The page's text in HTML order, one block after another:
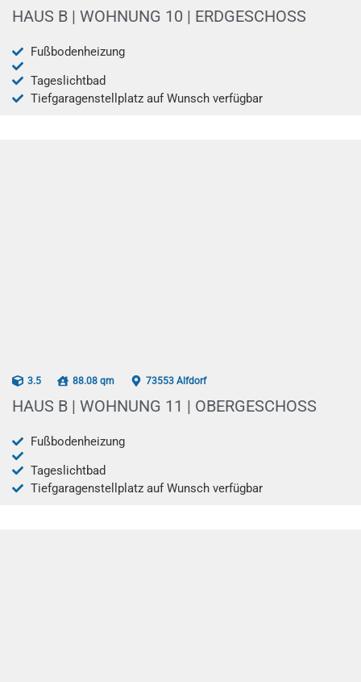
AB 12/2025
HAUS B | WOHNUNG 10 | ERDGESCHOSS
Fußbodenheizung
Tageslichtbad
Tiefgaragenstellplatz auf Wunsch verfügbar
AB 12/2025
3.5 88.08 qm 73553 Alfdorf
HAUS B | WOHNUNG 11 | OBERGESCHOSS
Fußbodenheizung
Tageslichtbad
Tiefgaragenstellplatz auf Wunsch verfügbar